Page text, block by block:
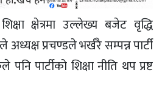
क्षेत्रमा उल्लेख्य बजेट वृद्धि
प्रचण्डले भर्खरै सम्पन्न पार्टी
पार्टीको शिक्षा नीति थप प्रष्ट